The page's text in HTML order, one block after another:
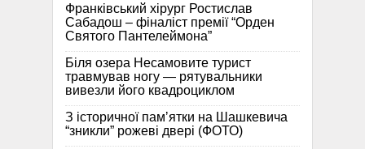
Франківський хірург Ростислав
Сабадош – фіналіст премії “Орден
Святого Пантелеймона”
Біля озера Несамовите турист
травмував ногу — рятувальники
вивезли його квадроциклом
З історичної памʼятки на Шашкевича
“зникли” рожеві двері (ФОТО)